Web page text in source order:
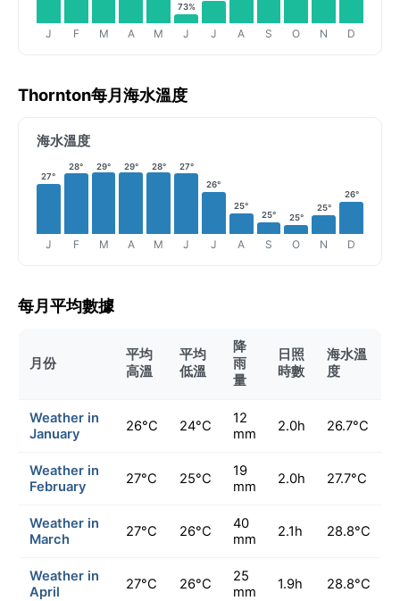
J F M A M
73%
J J A S O N D
Thornton每月海水溫度
海水溫度
27°
J
28°
F
29°
M
29°
A
28°
M
27°
J
26°
J
25°
A
25°
S
25°
O
25°
N
26°
D
每月平均數據
月份
平均
高溫
平均
低溫
降
雨
量
日照
時數
海水溫
度
Weather in
January
26°C 24°C
12
mm
2.0h 26.7°C
Weather in
February
27°C 25°C
19
mm
2.0h 27.7°C
Weather in
March
27°C 26°C
40
mm
2.1h 28.8°C
Weather in
April
27°C 26°C
25
mm
1.9h 28.8°C